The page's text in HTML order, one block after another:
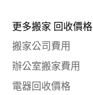
更多搬家 回收價格
搬家公司費用
辦公室搬家費用
電器回收價格